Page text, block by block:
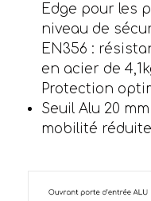
Edge pour les
niveau de
EN356 :
en acier de
Protection
Seuil Alu 20
mobilité réduite